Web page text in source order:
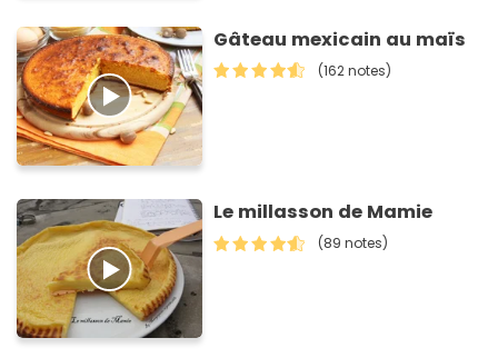
Gâteau mexicain au maïs
(162 notes)
Le millasson de Mamie
(89 notes)